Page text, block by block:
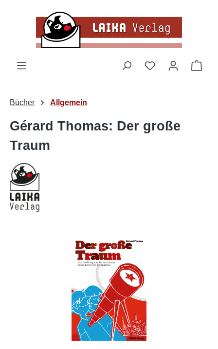
Zum Hauptinhalt springen
Du hast 0
Bücher Allgemein
Gérard Thomas: Der große
Traum